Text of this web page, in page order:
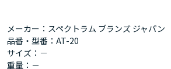
メーカー：スペクトラム ブランズ ジャパン
品番・型番：AT-20
サイズ：－
重量：－